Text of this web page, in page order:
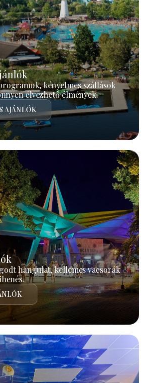
kényelmes szállások
élvezhető élmények.
AJÁNLÓK
hangulat, kellemes vacsorák